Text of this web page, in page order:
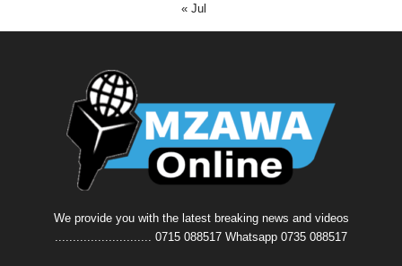
« Jul
We provide you with the latest breaking news and videos
........................... 0715 088517 Whatsapp 0735 088517